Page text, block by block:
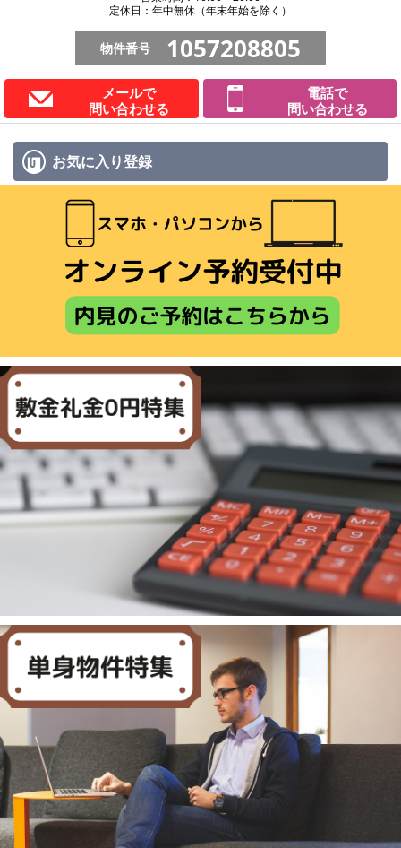
定休日：年中無休（年末年始を除く）
物件番号 1057208805
メールで
問い合わせる
電話で
問い合わせる
お気に入り登録